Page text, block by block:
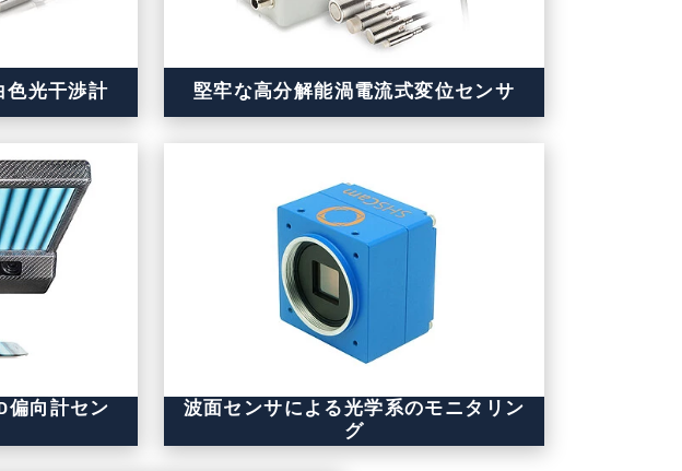
色光干渉計 堅牢な高分解能渦電流式変位センサ
偏向計セン
波面センサによる光学系のモニタリン
グ